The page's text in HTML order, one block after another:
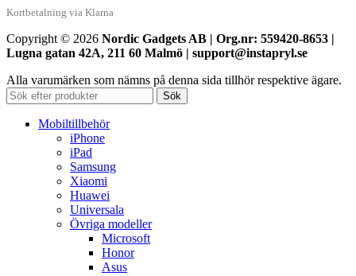
Kortbetalning via Klarna
Copyright © 2026 Nordic Gadgets AB | Org.nr: 559420-8653 |
Lugna gatan 42A, 211 60 Malmö | support@instapryl.se
Alla varumärken som nämns på denna sida tillhör respektive ägare.
Sök
Mobiltillbehör
iPhone
iPad
Samsung
Xiaomi
Huawei
Universala
Övriga modeller
Microsoft
Honor
Asus